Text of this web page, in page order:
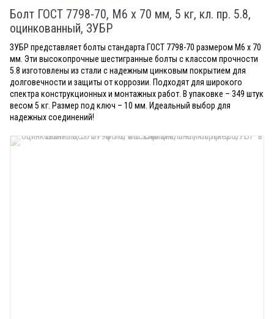
Болт ГОСТ 7798-70, M6 x 70 мм, 5 кг, кл. пр. 5.8,
оцинкованный, ЗУБР
ЗУБР представляет болты стандарта ГОСТ 7798-70 размером M6 x 70
мм. Эти высокопрочные шестигранные болты с классом прочности
5.8 изготовлены из стали с надежным цинковым покрытием для
долговечности и защиты от коррозии. Подходят для широкого
спектра конструкционных и монтажных работ. В упаковке – 349 штук
весом 5 кг. Размер под ключ – 10 мм. Идеальный выбор для
надежных соединений!